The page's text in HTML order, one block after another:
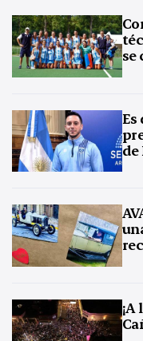
se
Es
de